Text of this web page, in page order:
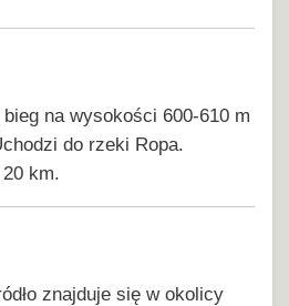
na wysokości 600-610 m
do rzeki Ropa.
km.
znajduje się w okolicy